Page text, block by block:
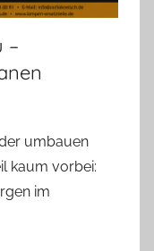
–
umbauen
kaum vorbei:
im